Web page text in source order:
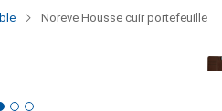
Noreve Housse cuir portefeuille